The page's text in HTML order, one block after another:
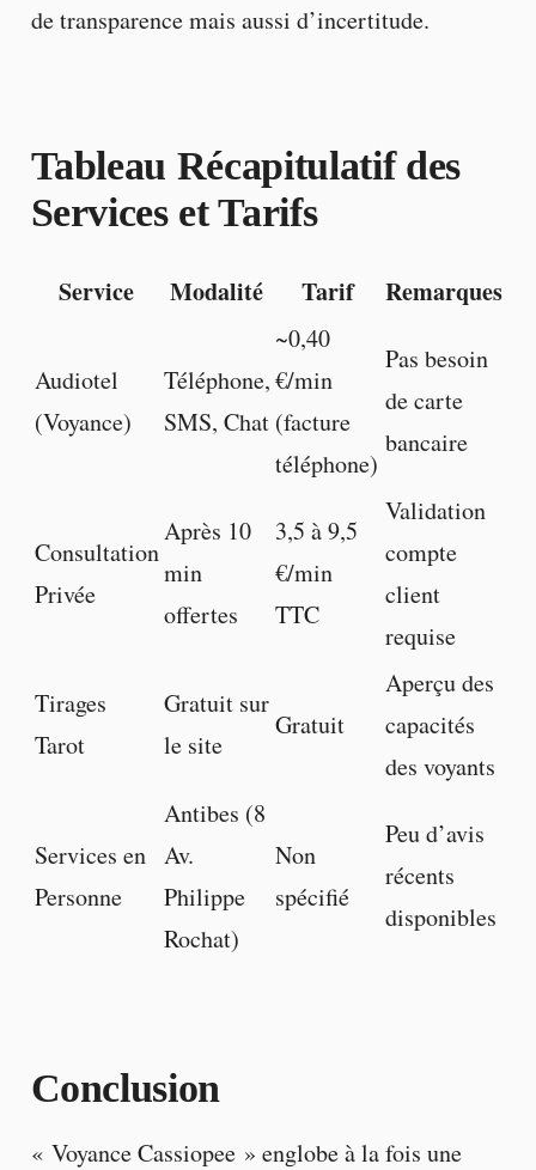
de transparence mais aussi d’incertitude.
Tableau Récapitulatif des
Services et Tarifs
Service Modalité Tarif Remarques
Audiotel
(Voyance)
Téléphone,
SMS, Chat
~0,40
€/min
(facture
téléphone)
Pas besoin
de carte
bancaire
Consultation
Privée
Après 10
min
offertes
3,5 à 9,5
€/min
TTC
Validation
compte
client
requise
Tirages
Tarot
Gratuit sur
le site
Gratuit
Aperçu des
capacités
des voyants
Services en
Personne
Antibes (8
Av.
Philippe
Rochat)
Non
spécifié
Peu d’avis
récents
disponibles
Conclusion
« Voyance Cassiopee » englobe à la fois une